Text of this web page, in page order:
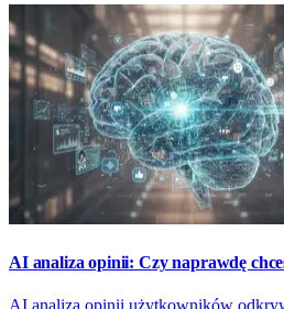
AI analiza opinii: Czy naprawdę
AI analiza opinii użytkowników